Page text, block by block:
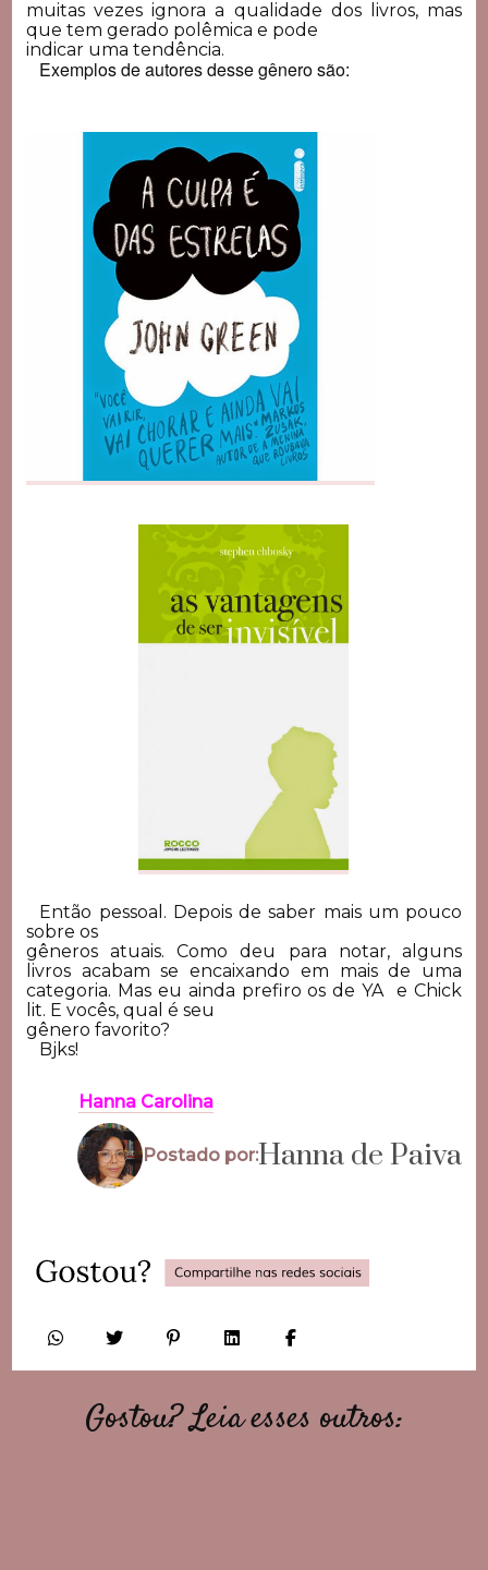
muitas vezes ignora a qualidade dos livros, mas
que tem gerado polêmica e pode
indicar uma tendência.
Exemplos de autores desse gênero são:
Então pessoal. Depois de saber mais um pouco
sobre os
gêneros atuais. Como deu para notar, alguns
livros acabam se encaixando em mais de uma
categoria. Mas eu ainda prefiro os de YA e Chick
lit. E vocês, qual é seu
gênero favorito?
Bjks!
Hanna Carolina
Postado por:Hanna de Paiva
Gostou? Leia esses outros: